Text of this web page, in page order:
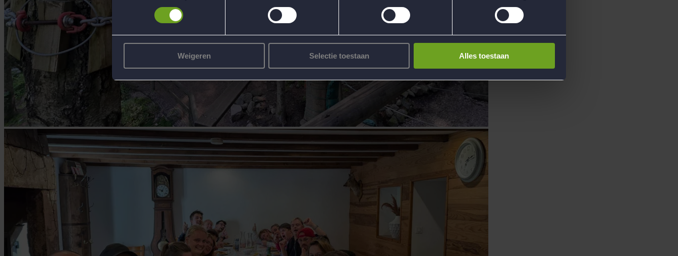
Weigeren Selectie toestaan Alles toestaan